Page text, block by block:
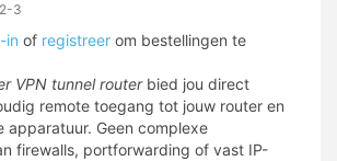
3
in of registreer om bestellingen te
VPN tunnel routerbied jou direct
remote toegang tot jouw router en
apparatuur. Geen complexe
firewalls, portforwarding of vast IP-